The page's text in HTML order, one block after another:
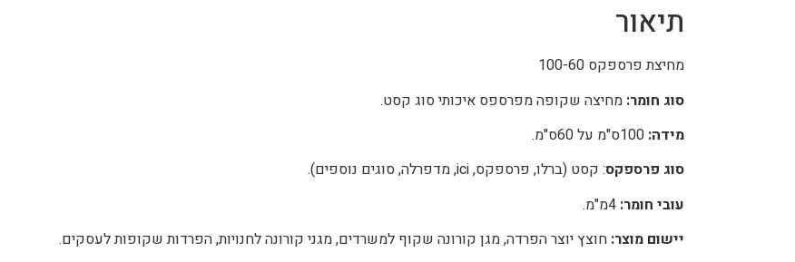
תיאור
מחיצת פרספקס 100-60
סוג חומר: מחיצה שקופה מפרספס איכותי סוג קסט.
מידה:
סוג פרספקס: קסט (ברלו, פרספקס, ici, מדפרלה, סוגים נוספים).
עובי חומר: 4מ"מ.
יישום מוצר: חוצץ יוצר הפרדה, מגן קורונה שקוף למשרדים, מגני קורונה לחנויות, הפרדות שקופות לעסקים.